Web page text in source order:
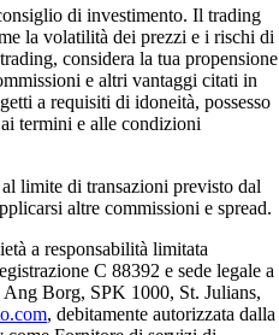
di investimento. Il trading
la volatilità dei prezzi e i rischi di
considera la tua propensione
e altri vantaggi citati in
a requisiti di idoneità, possesso
termini e alle condizioni
limite di transazioni previsto dal
altre commissioni e spread.
a responsabilità limitata
C 88392 e sede legale a
Borg, SPK 1000, St. Julians,
, debitamente autorizzata dalla